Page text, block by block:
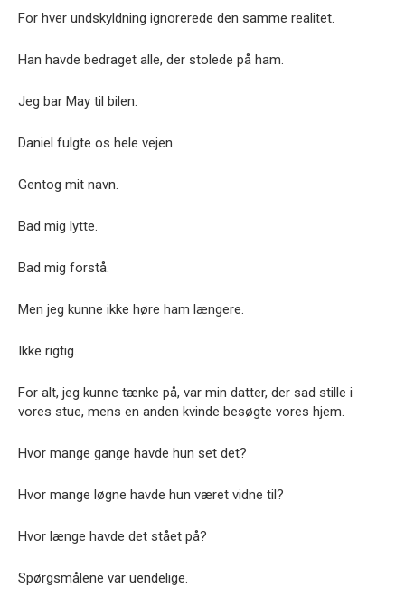
For hver undskyldning ignorerede den samme realitet.
Han havde bedraget alle, der stolede på ham.
Jeg bar May til bilen.
Daniel fulgte os hele vejen.
Gentog mit navn.
Bad mig lytte.
Bad mig forstå.
Men jeg kunne ikke høre ham længere.
Ikke rigtig.
For alt, jeg kunne tænke på, var min datter, der sad stille i
vores stue, mens en anden kvinde besøgte vores hjem.
Hvor mange gange havde hun set det?
Hvor mange løgne havde hun været vidne til?
Hvor længe havde det stået på?
Spørgsmålene var uendelige.